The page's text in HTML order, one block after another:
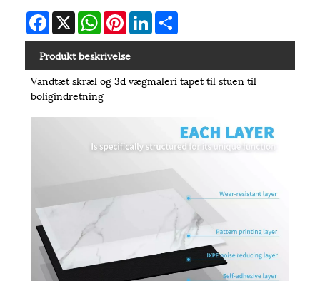
Facebook
X WhatsAppPinterestLinkedIn
Produkt beskrivelse
Vandtæt skræl og 3d vægmaleri tapet til stuen til
boligindretning